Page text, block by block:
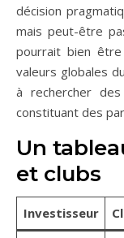
décision
mais peut-être
pourrait bien
valeurs globales
à rechercher
constituant des
Un
et clubs
Investisseur